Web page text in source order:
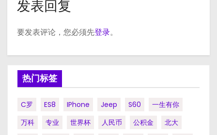
发表回复
要发表评论，您必须先登录。
热门标签
C罗 ES8 IPhone Jeep S60
一生有你
万科
专业 世界杯 人民币 公积金
北大